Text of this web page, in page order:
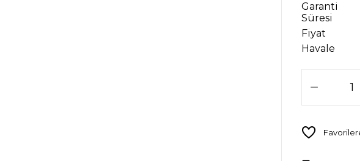
Garanti
Süresi
Fiyat
Havale